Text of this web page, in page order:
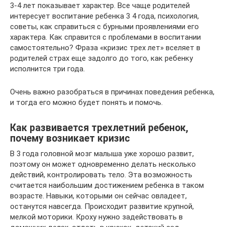
3-4 лет показывает характер. Все чаще родителей
интересует воспитание ребенка 3 4 года, психология,
советы, как справиться с бурными проявлениями его
характера. Как справится с проблемами в воспитании
самостоятельно? Фраза «кризис трех лет» вселяет в
родителей страх еще задолго до того, как ребенку
исполнится три года.
Очень важно разобраться в причинах поведения ребенка,
и тогда его можно будет понять и помочь.
Как развивается трехлетний ребенок,
почему возникает кризис
В 3 года головной мозг малыша уже хорошо развит,
поэтому он может одновременно делать несколько
действий, контролировать тело. Эта возможность
считается наибольшим достижением ребенка в таком
возрасте. Навыки, которыми он сейчас овладеет,
останутся навсегда. Происходит развитие крупной,
мелкой моторики. Кроху нужно задействовать в